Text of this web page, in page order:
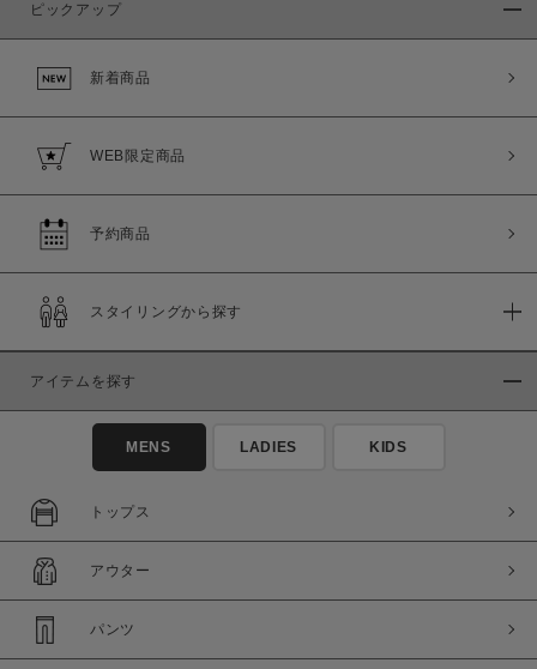
ピックアップ
新着商品
WEB限定商品
予約商品
スタイリングから探す
アイテムを探す
MENS LADIES KIDS
トップス
アウター
パンツ